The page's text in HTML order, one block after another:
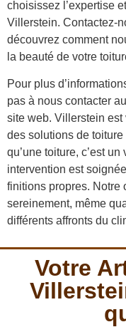
choisissez l’expertise
Villerstein. Contactez-
découvrez comment
la beauté de votre
Pour plus
pas à nous contacter
site web. Villerstein
des solutions de
qu’une toiture, c’est
intervention est
finitions propres. Notre
sereinement, même
différents affronts du
Votre